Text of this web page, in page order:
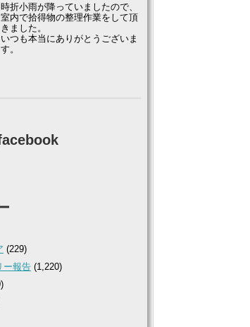
時折小雨が降っていましたので、
室内で拾得物の整理作業をして頂
きました。
いつも本当にありがとうございま
す。
(229)
ー報告 (1,220)